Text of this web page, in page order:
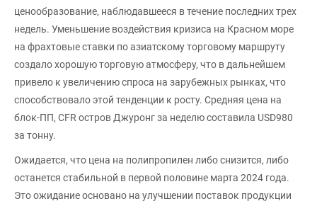
ценообразование, наблюдавшееся в течение последних трех
недель. Уменьшение воздействия кризиса на Красном море
на фрахтовые ставки по азиатскому торговому маршруту
создало хорошую торговую атмосферу, что в дальнейшем
привело к увеличению спроса на зарубежных рынках, что
способствовало этой тенденции к росту. Средняя цена на
блок-ПП, CFR остров Джуронг за неделю составила USD980
за тонну.
Ожидается, что цена на полипропилен либо снизится, либо
останется стабильной в первой половине марта 2024 года.
Это ожидание основано на улучшении поставок продукции